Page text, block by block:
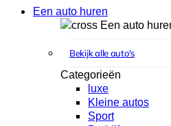
Een auto huren
Een auto
Bekijk alle auto's
Categorieën
luxe
Kleine autos
Sport